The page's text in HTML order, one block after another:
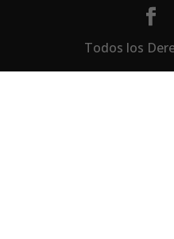
Todos los